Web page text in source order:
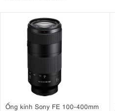
Ống kính Sony FE 100-400mm